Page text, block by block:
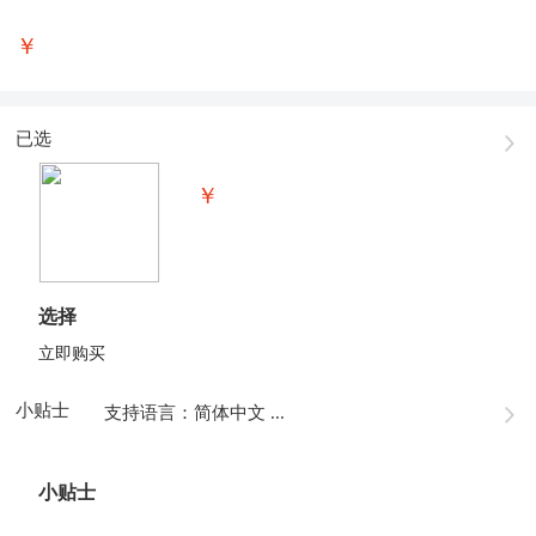
￥
已选
￥
选择
立即购买
小贴士 支持语言：简体中文 ...
小贴士